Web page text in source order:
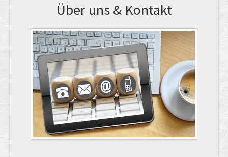
Über uns & Kontakt